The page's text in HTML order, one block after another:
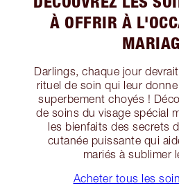
À OFFRIR À
Darlings, chaque jour
rituel de soin qui leur
superbement choyés !
de soins du visage spécial
les bienfaits des secrets
cutanée puissante qui
mariés à sublimer
Acheter tous les